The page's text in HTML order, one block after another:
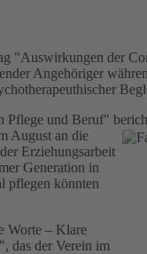
"Auswirkungen der
Angehöriger
Pflege und Beruf"
August an die
Erziehungsarbeit
Generation in
pflegen könnten
Worte – Klare
das der Verein im